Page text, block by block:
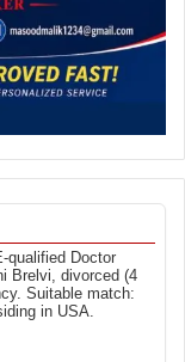
qualified Doctor
Brelvi, divorced (4
Suitable match:
in USA.